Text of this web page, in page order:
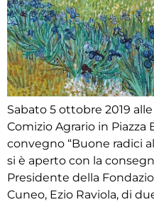
Sabato 5 ottobre 2019
Comizio Agrario in Piazza
convegno “Buone radici
si è aperto con la
Presidente della
Cuneo, Ezio Raviola, di